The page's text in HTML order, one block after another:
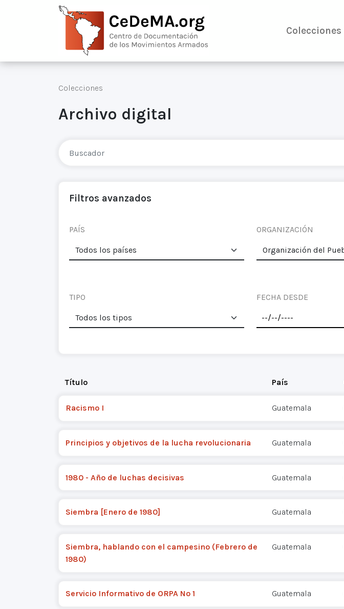
Colecciones
Colecciones
Archivo digital
Filtros avanzados
PAÍS ORGANIZACIÓN
TIPO FECHA DESDE
Título País
Racismo I Guatemala
Principios y objetivos de la lucha revolucionaria Guatemala
1980 - Año de luchas decisivas Guatemala
Siembra [Enero de 1980] Guatemala
Siembra, hablando con el campesino (Febrero de
1980)
Guatemala
Servicio Informativo de ORPA Nº 1 Guatemala